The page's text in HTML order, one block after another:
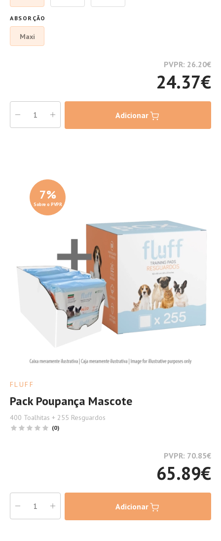
ABSORÇÃO
Maxi
PVPR: 26.20€
24.37€
Adicionar
7%
Sobre o PVPR
FLUFF
Pack Poupança Mascote
400 Toalhitas + 255 Resguardos
(0)
PVPR: 70.85€
65.89€
Adicionar